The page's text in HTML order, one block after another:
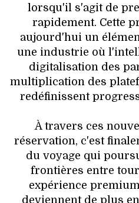
lorsqu'il s'agit de
rapidement. Cette
aujourd'hui un
une industrie où
digitalisation des
multiplication des
redéfinissent
À travers ces
réservation, c'est
du voyage qui
frontières entre
expérience
deviennent de plus